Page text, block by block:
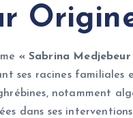
« Sabrina
ses racines familiales
notamment
dans ses